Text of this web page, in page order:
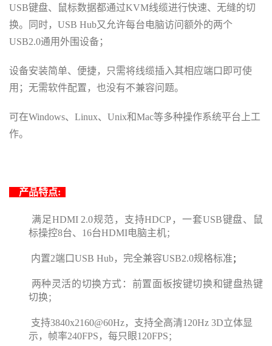
USB键盘、 鼠标数据都通过KVM线缆进行快速、 无缝的切
换。 同时， USB Hub又允许每台电脑访问额外的两个
USB2.0通用外围设备；
设备安装简单、 便捷，
只需将线缆插入其相应端口即可使
用 ； 无需软件配置 ， 也没有不兼容问题。
可在Windows、Linux、Unix和Mac等多种操作系统平台上工
作。
产品特点:
满足HDMI 2.0规范 ， 支持HDCP ，一套USB键盘、
鼠
标操控8台、16台HDMI电脑主机；
内置2端口USB Hub，完全兼容USB2.0规格标准 ；
两种灵活的切换方式：前置面板按键切换和键盘热键
切换；
支持3840x2160@60Hz，支持全高清120Hz 3D立体显
示，帧率240FPS，每只眼120FPS ；